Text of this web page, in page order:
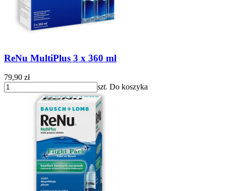
ReNu MultiPlus 3 x 360 ml
79,90 zł
szt. Do koszyka